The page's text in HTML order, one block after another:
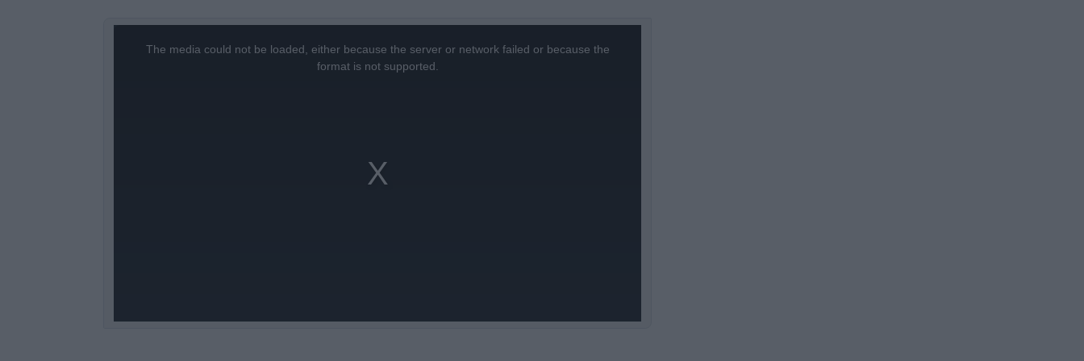
The media could not be loaded, either because the server or network failed or because the
format is not supported.